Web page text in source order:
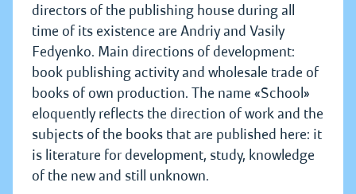
directors of the publishing house during all
time of its existence are Andriy and Vasily
Fedyenko. Main directions of development:
book publishing activity and wholesale trade of
books of own production. The name «School»
eloquently reflects the direction of work and the
subjects of the books that are published here: it
is literature for development, study, knowledge
of the new and still unknown.